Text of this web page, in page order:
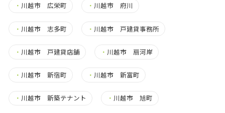
・ 川越市 広栄町 ・ 川越市 府川
・ 川越市 志多町 ・ 川越市 戸建貸事務所
・ 川越市 戸建貸店舗 ・ 川越市 扇河岸
・ 川越市 新宿町 ・ 川越市 新富町
・ 川越市 新築テナント ・ 川越市 旭町